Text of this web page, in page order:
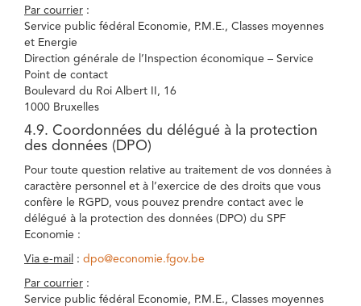
Par courrier :
Service public fédéral Economie, P.M.E., Classes moyennes
et Energie
Direction générale de l’Inspection économique – Service
Point de contact
Boulevard du Roi Albert II, 16
1000 Bruxelles
4.9. Coordonnées du délégué à la protection
des données (DPO)
Pour toute question relative au traitement de vos données à
caractère personnel et à l’exercice de des droits que vous
confère le RGPD, vous pouvez prendre contact avec le
délégué à la protection des données (DPO) du SPF
Economie :
Via e-mail : dpo@economie.fgov.be
Par courrier :
Service public fédéral Economie, P.M.E., Classes moyennes